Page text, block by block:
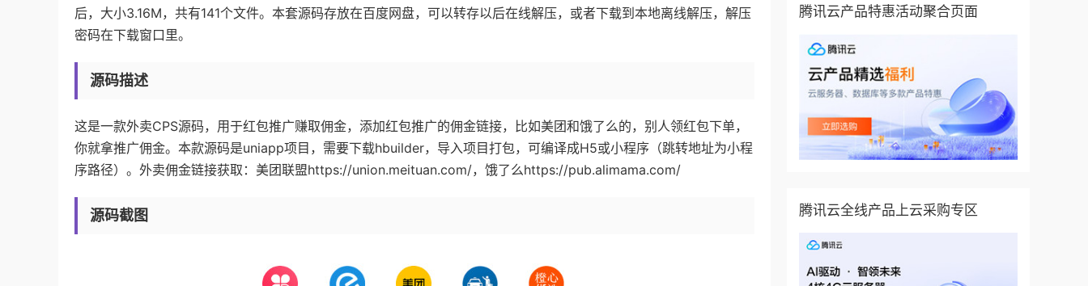
后，大小3.16M，共有141个文件。本套源码存放在百度网盘，可以转存以后在线解压，或者下载到本地离线解压，解压
密码在下载窗口里。
源码描述
这是一款外卖CPS源码，用于红包推广赚取佣金，添加红包推广的佣金链接，比如美团和饿了么的，别人领红包下单，
你就拿推广佣金。本款源码是uniapp项目，需要下载hbuilder，导入项目打包，可编译成H5或小程序（跳转地址为小程
序路径）。外卖佣金链接获取：美团联盟https://union.meituan.com/，饿了么https://pub.alimama.com/
源码截图
腾讯云产品特惠活动聚合页面
腾讯云全线产品上云采购专区